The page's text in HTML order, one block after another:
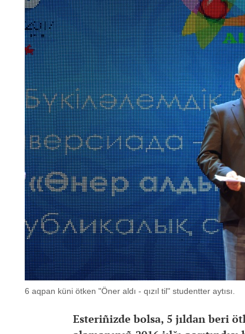
6 aqpan küni ötken "Öner aldı - qızıl til" studentter aytısı.
Esteriñizde bolsa, 5 jıldan beri